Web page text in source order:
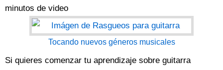
minutos de video
Tocando nuevos géneros musicales
Si quieres comenzar tu aprendizaje sobre guitarra